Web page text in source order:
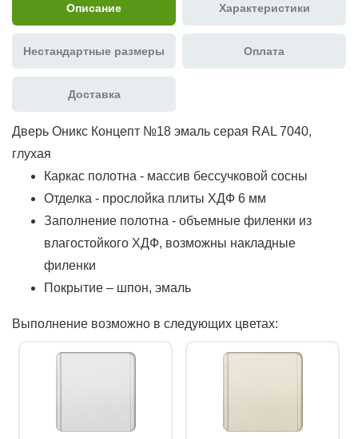
Описание Характеристики
Нестандартные размеры Оплата
Доставка
Дверь Оникс Концепт №18 эмаль серая RAL 7040,
глухая
Каркас полотна - массив бессучковой сосны
Отделка - прослойка плиты ХДФ 6 мм
Заполнение полотна - объемные филенки из
влагостойкого ХДФ, возможны накладные
филенки
Покрытие – шпон, эмаль
Выполнение возможно в следующих цветах: